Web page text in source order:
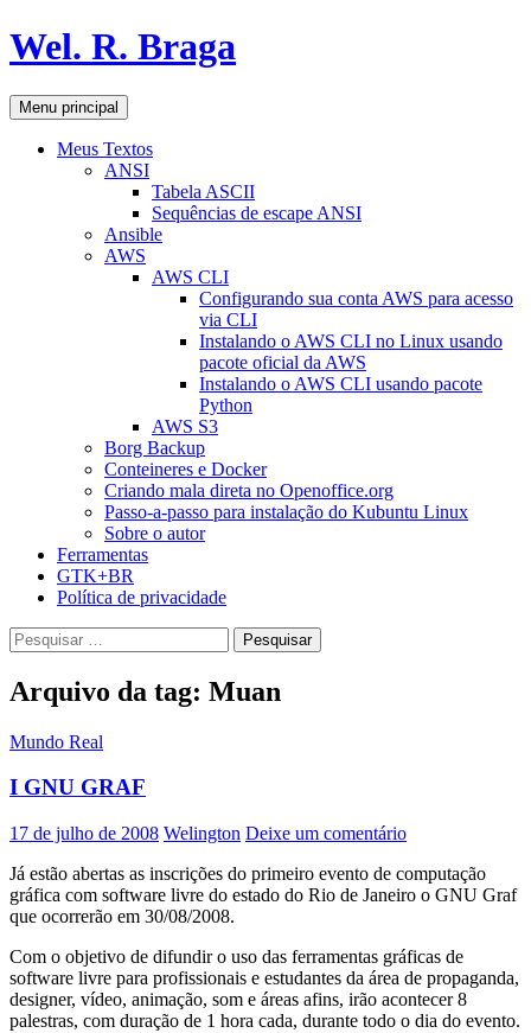
Pular
para
conteúdo
Wel. R. Braga
Pesquisar
Menu principal
Meus Textos
ANSI
Tabela ASCII
Sequências de escape ANSI
Ansible
AWS
AWS CLI
Configurando sua conta AWS para acesso
via CLI
Instalando o AWS CLI no Linux usando
pacote oficial da AWS
Instalando o AWS CLI usando pacote
Python
AWS S3
Borg Backup
Conteineres e Docker
Criando mala direta no Openoffice.org
Passo-a-passo para instalação do Kubuntu Linux
Sobre o autor
Ferramentas
GTK+BR
Política de privacidade
Pesquisar
por:
Arquivo da tag: Muan
Mundo Real
I GNU GRAF
17 de julho de 2008 Welington Deixe um comentário
Já estão abertas as inscrições do primeiro evento de computação
gráfica com software livre do estado do Rio de Janeiro o GNU Graf
que ocorrerão em 30/08/2008.
Com o objetivo de difundir o uso das ferramentas gráficas de
software livre para profissionais e estudantes da área de propaganda,
designer, vídeo, animação, som e áreas afins, irão acontecer 8
palestras, com duração de 1 hora cada, durante todo o dia do evento.